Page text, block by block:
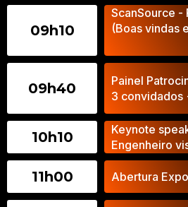
09h10
ScanSource -
(Boas vindas
09h40​
Painel
3 convidados
10h10
Keynote
Engenheiro
11h00 Abertura Expo